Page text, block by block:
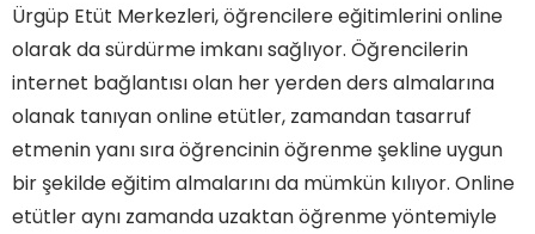
Ürgüp Etüt Merkezleri, öğrencilere eğitimlerini online
olarak da sürdürme imkanı sağlıyor. Öğrencilerin
internet bağlantısı olan her yerden ders almalarına
olanak tanıyan online etütler, zamandan tasarruf
etmenin yanı sıra öğrencinin öğrenme şekline uygun
bir şekilde eğitim almalarını da mümkün kılıyor. Online
etütler aynı zamanda uzaktan öğrenme yöntemiyle